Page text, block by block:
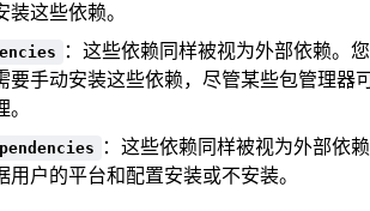
装这些依赖。
：这些依赖同样被视为外部依赖。
要手动安装这些依赖，尽管某些包管理器
：这些依赖同样被视为外部依
用户的平台和配置安装或不安装。